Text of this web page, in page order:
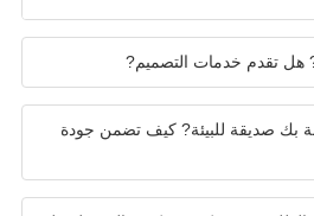
خدمات التصميم?
للبيئة? كيف تضمن جودة